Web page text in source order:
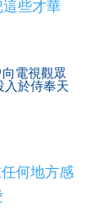
電視觀眾
入於侍奉天